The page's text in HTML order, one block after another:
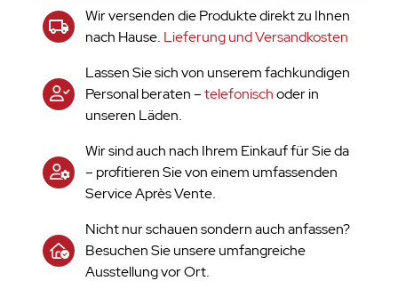
Wir versenden die Produkte direkt zu Ihnen
nach Hause. Lieferung und Versandkosten
Lassen Sie sich von unserem fachkundigen
Personal beraten –telefonischoder in
unseren Läden.
Wir sind auch nach Ihrem Einkauf für Sie da
– profitieren Sie von einem umfassenden
Service Après Vente.
Nicht nur schauen sondern auch anfassen?
Besuchen Sie unsere umfangreiche
Ausstellung vor Ort.